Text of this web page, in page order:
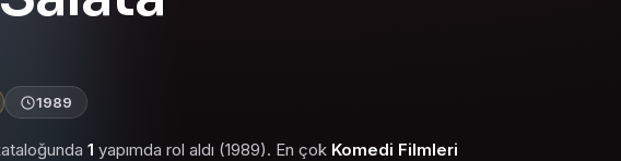
1989
1 yapımda rol aldı (1989). En çok Komedi Filmleri